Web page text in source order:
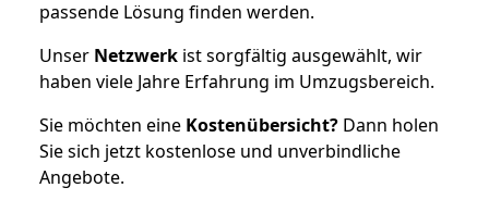
passende Lösung finden werden.
Unser Netzwerk ist sorgfältig ausgewählt, wir
haben viele Jahre Erfahrung im Umzugsbereich.
Sie möchten eine Kostenübersicht? Dann holen
Sie sich jetzt kostenlose und unverbindliche
Angebote.